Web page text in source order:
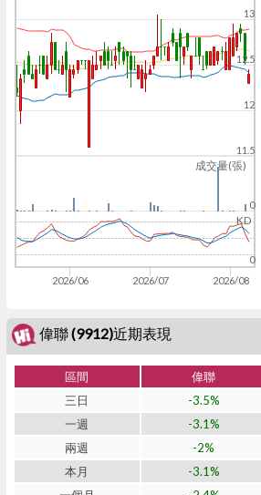
成交量(張)
KD
2026/06 2026/07 2026/08
11.5
12
12.5
13
0
0
偉聯 (9912)近期表現
區間 偉聯
三日
-3.5%
一週
-3.1%
兩週
-2%
本月
-3.1%